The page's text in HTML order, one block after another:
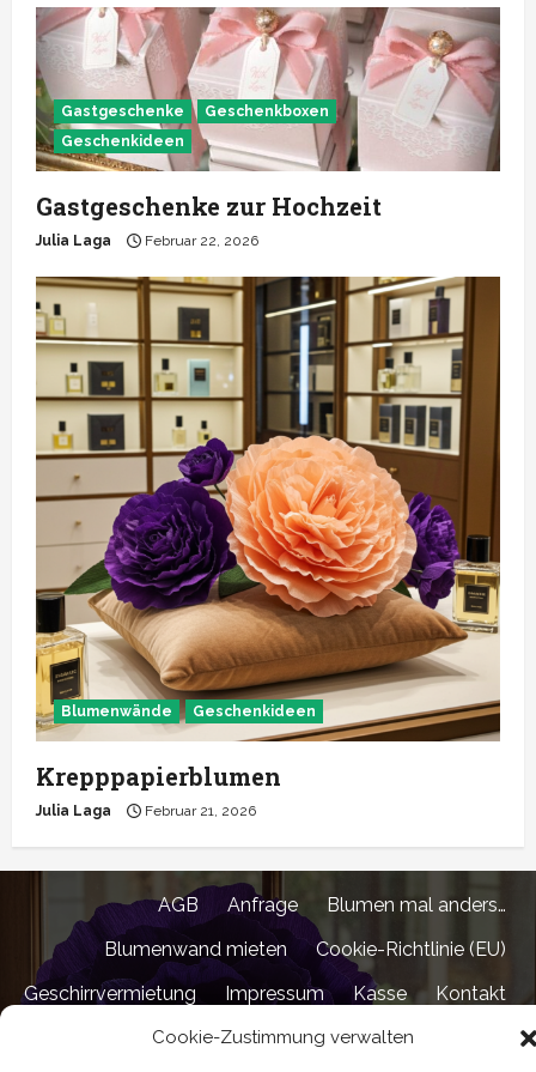
Cookie-Zustimmung verwalten
Gastgeschenke
Geschenkboxen
Geschenkideen
Gastgeschenke zur Hochzeit
Julia Laga Februar 22, 2026
Blumenwände Geschenkideen
Krepppapierblumen
Julia Laga Februar 21, 2026
AGB Anfrage
Blumen mal anders…
Blumenwand mieten
Cookie-Richtlinie (EU)
Geschirrvermietung
Impressum Kasse Kontakt
Shop